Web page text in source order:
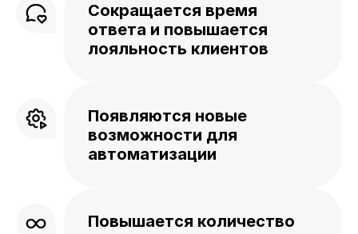
Сокращается время
ответа и повышается
лояльность клиентов
Появляются новые
возможности для
автоматизации
Повышается количество